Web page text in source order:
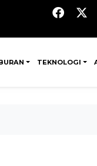
TEKNOLOGI